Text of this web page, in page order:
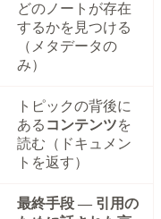
どのノートが存在
するかを見つける
（メタデータの
み）
トピックの背後に
ある コンテンツを
読む（ドキュメン
トを返す）
最終手段 — 引用の